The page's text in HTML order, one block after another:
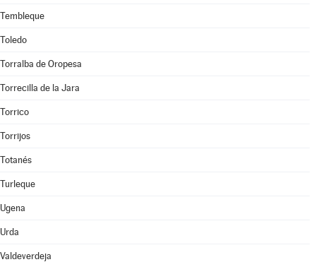
Tembleque
Toledo
Torralba de Oropesa
Torrecilla de la Jara
Torrico
Torrijos
Totanés
Turleque
Ugena
Urda
Valdeverdeja